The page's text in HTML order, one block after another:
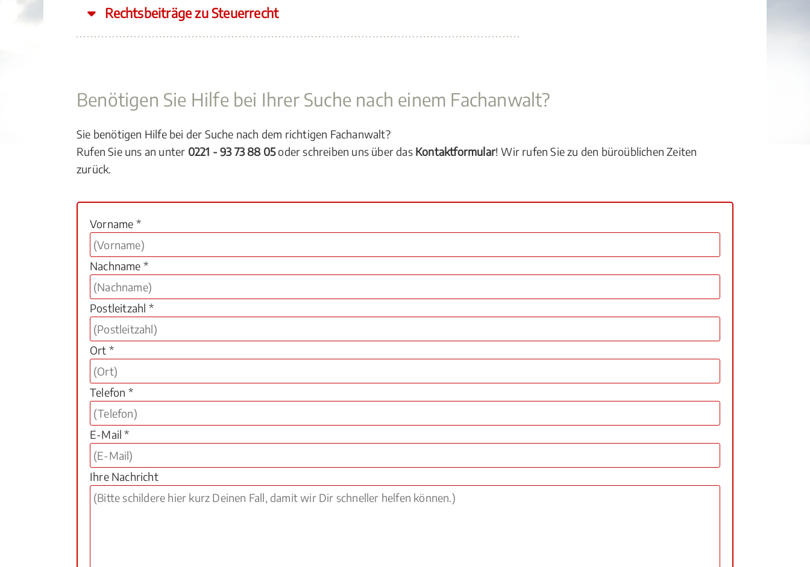
Rechtsbeiträge zu Steuerrecht
Benötigen Sie Hilfe bei Ihrer Suche nach einem Fachanwalt?
Sie benötigen Hilfe bei der Suche nach dem richtigen Fachanwalt?
Rufen Sie uns an unter 0221 - 93 73 88 05oder schreiben uns über das Kontaktformular! Wir rufen Sie zu den büroüblichen Zeiten
zurück.
Vorname *
Nachname *
Postleitzahl *
Ort *
Telefon *
E-Mail *
Ihre Nachricht